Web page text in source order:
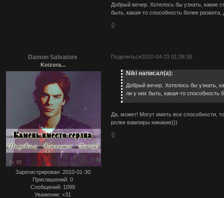
Добрый вечер. Хотелось бы узнать, какие
быть, какая-то способность более развита,
0
Поделиться2010-04-23 01:08:38
Damon Salvatore
Koizora...
Зарегистрирован: 2010-01-30
Приглашений: 0
Сообщений: 1099
Уважение: +31
Niki написал(а):
Добрый вечер. Хотелось бы узнать,
ли у них быть, какая-то способность
Да, может! Могут иметь все способности,
ролке вампиры никакие)))
0